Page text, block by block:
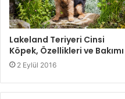
Lakeland Teriyeri Cinsi
Köpek, Özellikleri ve Bakımı
2 Eylül 2016